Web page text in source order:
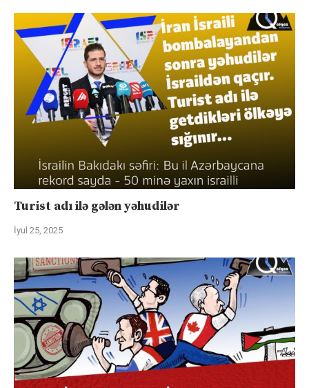
Turist adı ilə gələn yəhudilər
İyul 25, 2025